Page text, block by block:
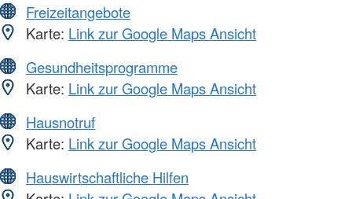
Freizeitangebote
Karte: Link zur Google Maps Ansicht
Gesundheitsprogramme
Karte: Link zur Google Maps Ansicht
Hausnotruf
Karte: Link zur Google Maps Ansicht
Hauswirtschaftliche Hilfen